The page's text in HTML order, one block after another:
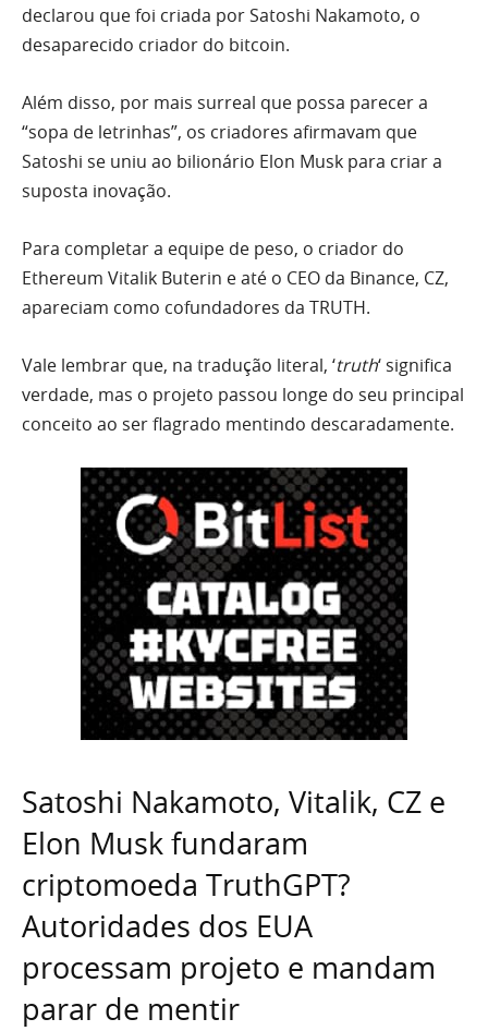
declarou que foi criada por Satoshi Nakamoto, o
desaparecido criador do bitcoin.
Além disso, por mais surreal que possa parecer a
“sopa de letrinhas”, os criadores afirmavam que
Satoshi se uniu ao bilionário Elon Musk para criar a
suposta inovação.
Para completar a equipe de peso, o criador do
Ethereum Vitalik Buterin e até o CEO da Binance, CZ,
apareciam como cofundadores da TRUTH.
Vale lembrar que, na tradução literal, ‘truth‘ significa
verdade, mas o projeto passou longe do seu principal
conceito ao ser flagrado mentindo descaradamente.
Satoshi Nakamoto, Vitalik, CZ e
Elon Musk fundaram
criptomoeda TruthGPT?
Autoridades dos EUA
processam projeto e mandam
parar de mentir